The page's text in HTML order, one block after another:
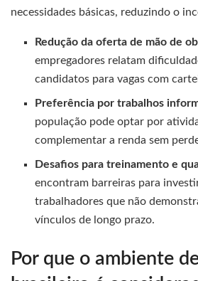
necessidades básicas, reduzindo o
Redução da oferta de mão de
empregadores relatam
candidatos para vagas com
Preferência por trabalhos
população pode optar por
complementar a renda sem
Desafios para treinamento e
encontram barreiras para
trabalhadores que não
vínculos de longo prazo.
Por que o ambiente